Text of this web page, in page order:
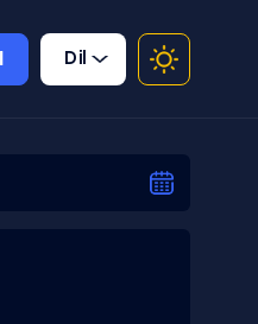
Dil